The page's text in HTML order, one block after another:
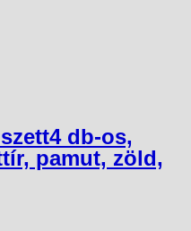
4 db-os,
pamut, zöld,